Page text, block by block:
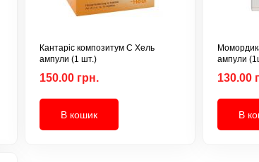
Кантаріс композитум С Хель
ампули (1 шт.)
150.00 грн.
В кошик
ампули
130.00
В